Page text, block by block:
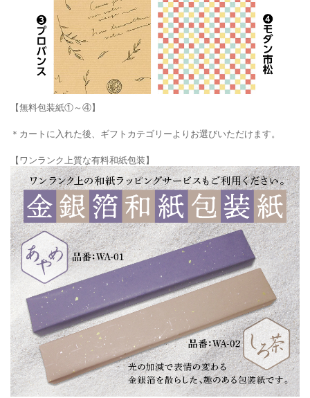
【無料包装紙①～④】
＊カートに入れた後、ギフトカテゴリーよりお選びいただけます。
【ワンランク上質な有料和紙包装】